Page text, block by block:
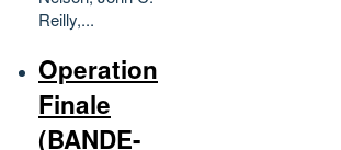
Reilly,...
Operation
Finale
(BANDE-